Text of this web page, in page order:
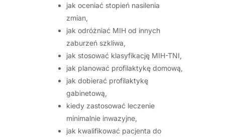
jak oceniać stopień nasilenia
zmian,
jak odróżniać MIH od innych
zaburzeń szkliwa,
jak stosować klasyfikację MIH-TNI,
jak planować profilaktykę domową,
jak dobierać profilaktykę
gabinetową,
kiedy zastosować leczenie
minimalnie inwazyjne,
jak kwalifikować pacjenta do